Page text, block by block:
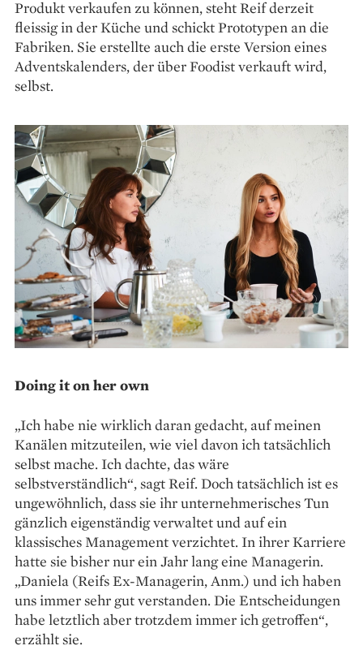
Produkt verkaufen zu können, steht Reif derzeit
fleissig in der Küche und schickt Prototypen an die
Fabriken. Sie erstellte auch die erste Version eines
Adventskalenders, der über Foodist verkauft wird,
selbst.
Doing it on her own
„Ich habe nie wirklich daran gedacht, auf meinen
Kanälen mitzuteilen, wie viel davon ich tatsächlich
selbst mache. Ich dachte, das wäre
selbstverständlich“, sagt Reif. Doch tatsächlich ist es
ungewöhnlich, dass sie ihr unternehmerisches Tun
gänzlich eigenständig verwaltet und auf ein
klassisches Management verzichtet. In ihrer Karriere
hatte sie bisher nur ein Jahr lang eine Managerin.
„Daniela (Reifs Ex-Managerin, Anm.) und ich haben
uns immer sehr gut verstanden. Die Entscheidungen
habe letztlich aber trotzdem immer ich getroffen“,
erzählt sie.